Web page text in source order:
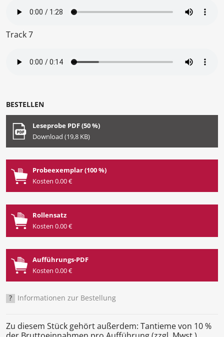
Track 7
BESTELLEN
Leseprobe PDF (50 %)
Download (19,8 KB)
Probeexemplar (100 %)
Kosten 0.00 €
Rollensatz
Kosten 0.00 €
Aufführungs-PDF
Kosten 0.00 €
? Informationen zur Bestellung
Zu diesem Stück gehört außerdem: Tantieme von 10 %